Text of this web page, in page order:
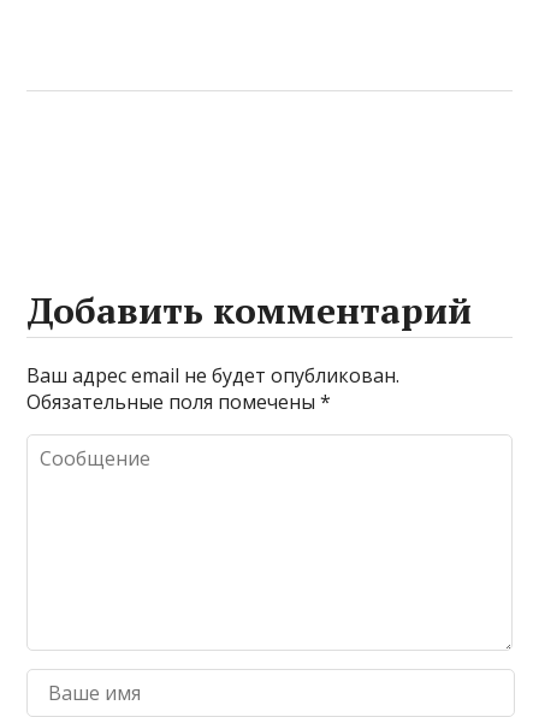
Добавить комментарий
Ваш адрес email не будет опубликован.
Обязательные поля помечены*